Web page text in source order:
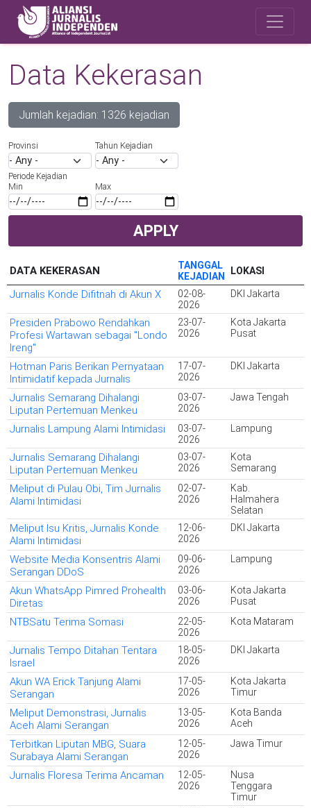
Skip to main content
Data Kekerasan
Jumlah kejadian: 1326 kejadian
Provinsi Tahun Kejadian
Periode Kejadian
Min Max
APPLY
DATA KEKERASAN
TANGGAL
KEJADIAN
LOKASI
Jurnalis Konde Difitnah di Akun X
02-08-
2026
DKI Jakarta
Presiden Prabowo Rendahkan
Profesi Wartawan sebagai "Londo
Ireng"
23-07-
2026
Kota Jakarta
Pusat
Hotman Paris Berikan Pernyataan
Intimidatif kepada Jurnalis
17-07-
2026
DKI Jakarta
Jurnalis Semarang Dihalangi
Liputan Pertemuan Menkeu
03-07-
2026
Jawa Tengah
Jurnalis Lampung Alami Intimidasi
03-07-
2026
Lampung
Jurnalis Semarang Dihalangi
Liputan Pertemuan Menkeu
03-07-
2026
Kota
Semarang
Meliput di Pulau Obi, Tim Jurnalis
Alami Intimidasi
02-07-
2026
Kab.
Halmahera
Selatan
Meliput Isu Kritis, Jurnalis Konde
Alami Intimidasi
12-06-
2026
DKI Jakarta
Website Media Konsentris Alami
Serangan DDoS
09-06-
2026
Lampung
Akun WhatsApp Pimred Prohealth
Diretas
03-06-
2026
Kota Jakarta
Pusat
NTBSatu Terima Somasi
22-05-
2026
Kota Mataram
Jurnalis Tempo Ditahan Tentara
Israel
18-05-
2026
DKI Jakarta
Akun WA Erick Tanjung Alami
Serangan
17-05-
2026
Kota Jakarta
Timur
Meliput Demonstrasi, Jurnalis
Aceh Alami Serangan
13-05-
2026
Kota Banda
Aceh
Terbitkan Liputan MBG, Suara
Surabaya Alami Serangan
12-05-
2026
Jawa Timur
Jurnalis Floresa Terima Ancaman
12-05-
2026
Nusa
Tenggara
Timur